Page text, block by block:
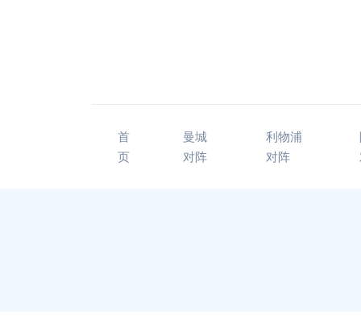
首
页
曼城
对阵
利物浦
对阵